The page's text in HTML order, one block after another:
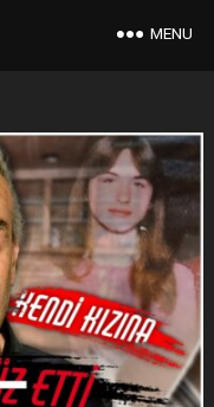
MENU